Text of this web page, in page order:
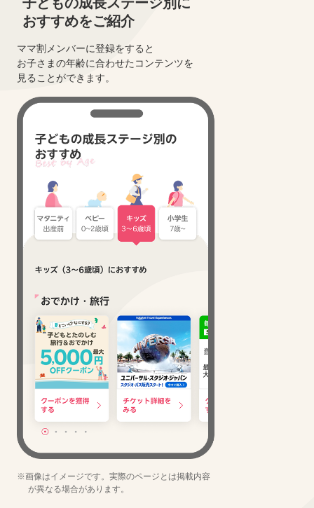
おすすめをご紹介
ママ割メンバーに登録をすると
お子さまの年齢に合わせたコンテンツを
見ることができます。
※画像はイメージです。実際のページとは掲載内容
が異なる場合があります。